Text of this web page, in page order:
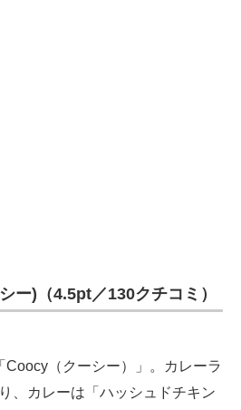
ー)（4.5pt／130クチコミ）
（クーシー）」。カレーラ
、カレーは「ハッシュドチキン